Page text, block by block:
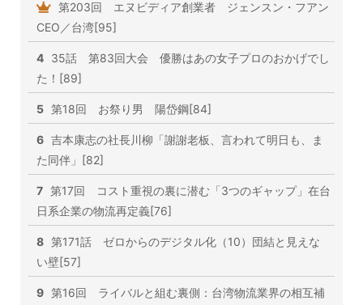
第203回 エヌビディア創業者 ジェンスン・フアン
CEO／台湾[95]
4 35話 第83回大会 優勝はあの女子プロのおかげでし
た！[89]
5 第18回 お祭り男 陽岱鋼[84]
6 吉本康志の社長川柳「謝謝老板、言われて明日も、ま
た同伴」[82]
7 第17回 コスト重視の裏に潜む「3つのギャップ」在台
日系企業の物流再定義[76]
8 第171話 ゼロからのデジタル化（10）団結と見えな
い壁[57]
9 第16回 ライバルと組む裏側：台湾物流業界の相互補